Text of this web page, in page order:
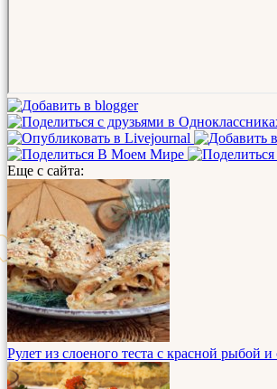
Еще с сайта:
Рулет из слоеного теста с красной рыбой